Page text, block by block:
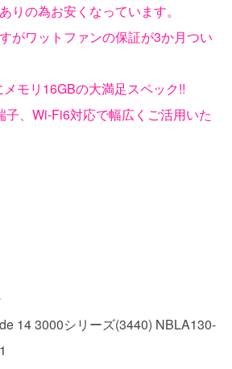
りの為お安くなっています。
がワットファンの保証が3か月つい
モリ16GBの大満足スペック!!
子、Wi-Fi6対応で幅広くご活用いた
14 3000シリーズ(3440) NBLA130-